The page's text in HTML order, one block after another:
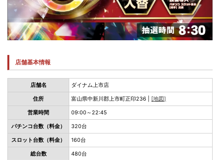
店舗基本情報
店舗名 ダイナム上市店
住所 富山県中新川郡上市町正印236 | [地図]
営業時間 09:00～22:45
パチンコ台数（料金） 320台
スロット台数（料金） 160台
総台数 480台